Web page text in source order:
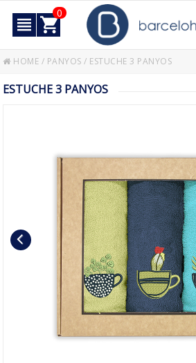
0
HOME / PANYOS / ESTUCHE 3 PANYOS
ESTUCHE 3 PANYOS